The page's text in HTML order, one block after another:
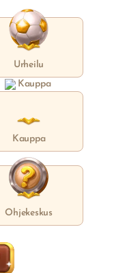
Urheilu
Kauppa
Ohjekeskus